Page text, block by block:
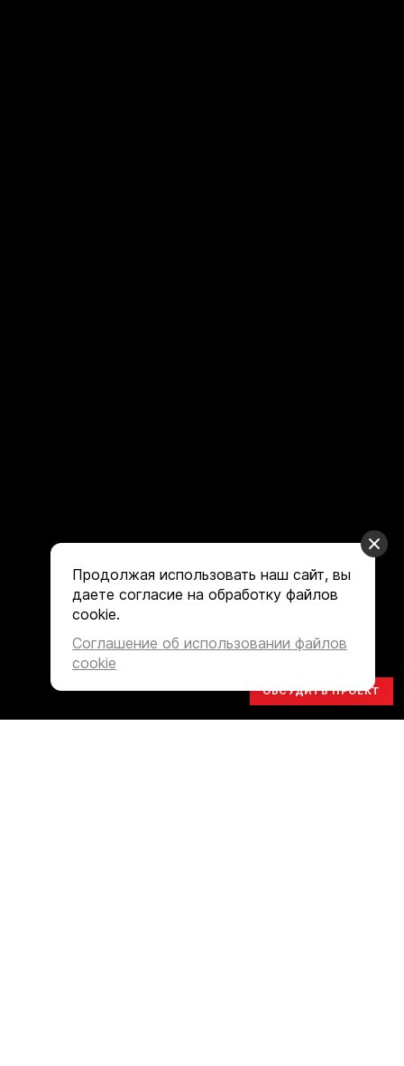
ОБСУДИТЬ ПРОЕКТ
Продолжая использовать наш сайт, вы
даете согласие на обработку файлов
cookie.
Соглашение об использовании файлов
cookie